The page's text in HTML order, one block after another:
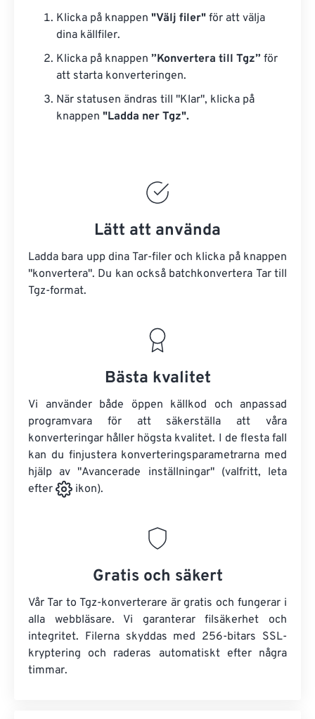
Klicka på knappen "Välj filer" för att välja
dina källfiler.
Klicka på knappen ”Konvertera till Tgz” för
att starta konverteringen.
När statusen ändras till "Klar", klicka på
knappen "Ladda ner Tgz".
Lätt att använda
Ladda bara upp dina Tar-filer och klicka på knappen
"konvertera". Du kan också batchkonvertera Tartill
Tgz-format.
Bästa kvalitet
Vi använder både öppen källkod och anpassad
programvara för att säkerställa att våra
konverteringar håller högsta kvalitet. I de flesta fall
kan du finjustera konverteringsparametrarna med
hjälp av "Avancerade inställningar" (valfritt, leta
efter
ikon).
Gratis och säkert
Vår Tar to Tgz-konverterare är gratis och fungerar i
alla webbläsare. Vi garanterar filsäkerhet och
integritet. Filerna skyddas med 256-bitars SSL-
kryptering och raderas automatiskt efter några
timmar.